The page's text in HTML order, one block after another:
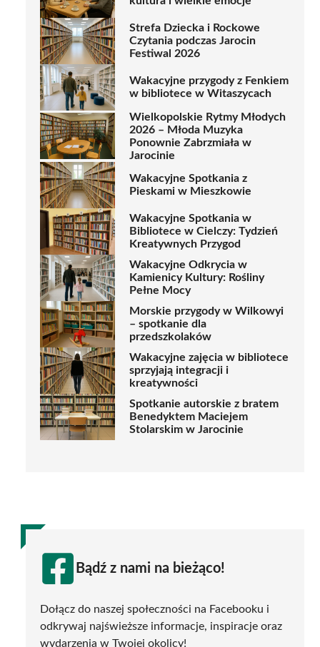
Strefa Dziecka i Rockowe
Czytania podczas Jarocin
Festiwal 2026
Wakacyjne przygody z Fenkiem
w bibliotece w Witaszycach
Wielkopolskie Rytmy Młodych
2026 – Młoda Muzyka
Ponownie Zabrzmiała w
Jarocinie
Wakacyjne Spotkania z
Pieskami w Mieszkowie
Wakacyjne Spotkania w
Bibliotece w Cielczy: Tydzień
Kreatywnych Przygod
Wakacyjne Odkrycia w
Kamienicy Kultury: Rośliny
Pełne Mocy
Morskie przygody w Wilkowyi
– spotkanie dla
przedszkolaków
Wakacyjne zajęcia w bibliotece
sprzyjają integracji i
kreatywności
Spotkanie autorskie z bratem
Benedyktem Maciejem
Stolarskim w Jarocinie
Bądź z nami na bieżąco!
Dołącz do naszej społeczności na Facebooku i
odkrywaj najświeższe informacje, inspiracje oraz
wydarzenia w Twojej okolicy!